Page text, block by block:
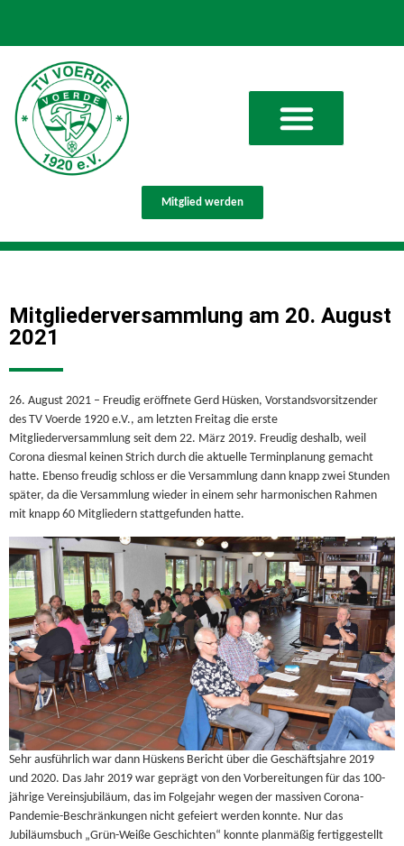
Mitglied werden
Mitgliederversammlung am 20. August
2021
26. August 2021 – Freudig eröffnete Gerd Hüsken, Vorstandsvorsitzender
des TV Voerde 1920 e.V., am letzten Freitag die erste
Mitgliederversammlung seit dem 22. März 2019. Freudig deshalb, weil
Corona diesmal keinen Strich durch die aktuelle Terminplanung gemacht
hatte. Ebenso freudig schloss er die Versammlung dann knapp zwei Stunden
später, da die Versammlung wieder in einem sehr harmonischen Rahmen
mit knapp 60 Mitgliedern stattgefunden hatte.
Sehr ausführlich war dann Hüskens Bericht über die Geschäftsjahre 2019
und 2020. Das Jahr 2019 war geprägt von den Vorbereitungen für das 100-
jährige Vereinsjubiläum, das im Folgejahr wegen der massiven Corona-
Pandemie-Beschränkungen nicht gefeiert werden konnte. Nur das
Jubiläumsbuch „Grün-Weiße Geschichten“ konnte planmäßig fertiggestellt